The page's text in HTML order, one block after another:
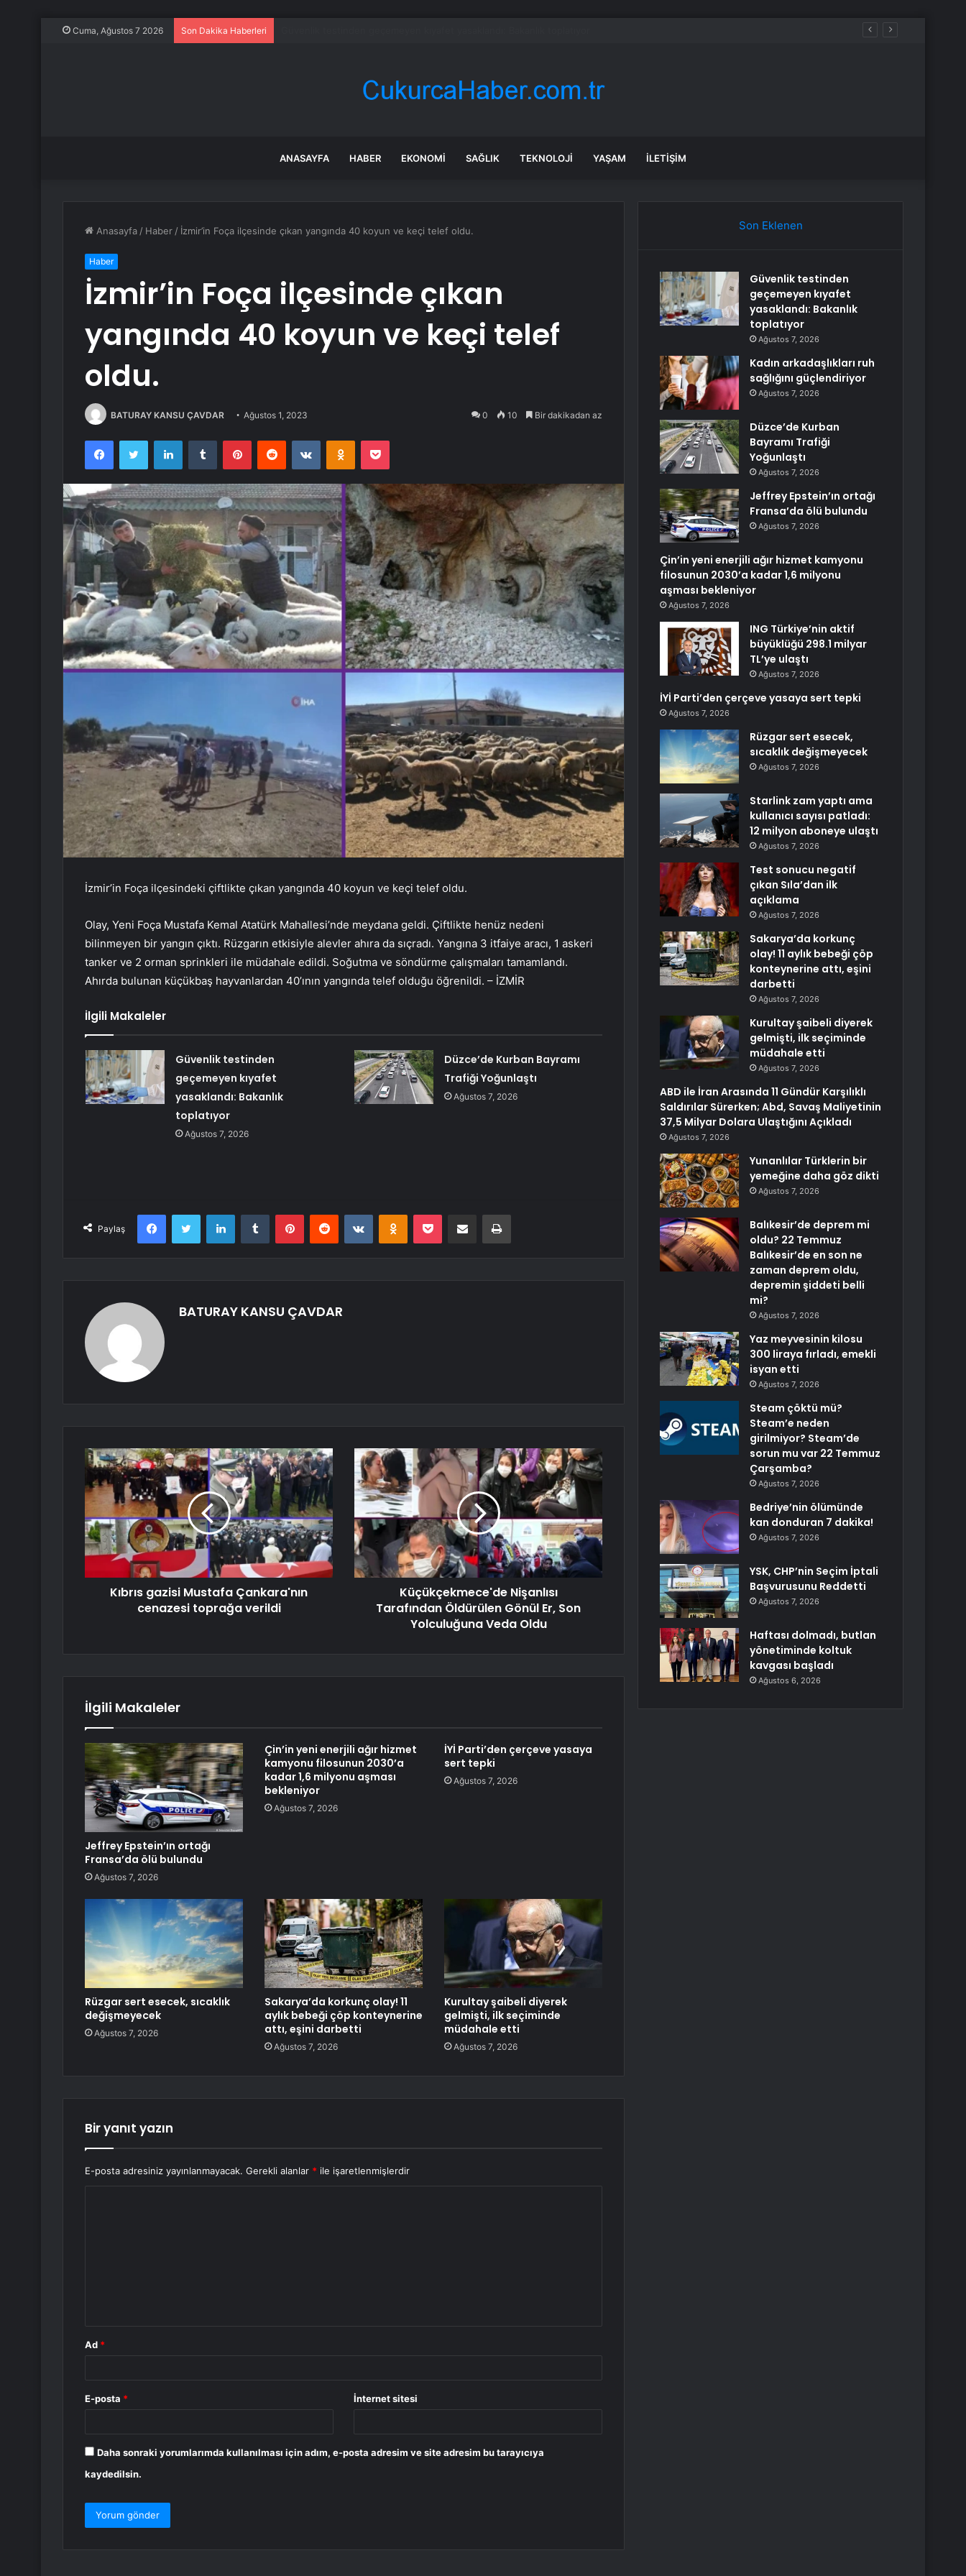
Cuma, Ağustos 7 2026 Son Dakika Haberleri
ANASAYFA HABER EKONOMI SAĞLIK TEKNOLOJI YAŞAM İLETIŞIM
Anasayfa / Haber / İzmir’in Foça ilçesinde çıkan yangında 40 koyun ve keçi telef oldu.
Haber
İzmir’in Foça ilçesinde çıkan
yangında 40 koyun ve keçi telef
oldu.
BATURAY KANSU ÇAVDAR Ağustos 1, 2023 0 10 Bir dakikadan az
FacebookTwitter LinkedInTumblr PinterestReddit VKontakteOdnoklassniki
Pocket
İzmir’in Foça ilçesindeki çiftlikte çıkan yangında 40 koyun ve keçi telef oldu.
Olay, Yeni Foça Mustafa Kemal Atatürk Mahallesi’nde meydana geldi. Çiftlikte henüz nedeni
bilinmeyen bir yangın çıktı. Rüzgarın etkisiyle alevler ahıra da sıçradı. Yangına 3 itfaiye aracı, 1 askeri
tanker ve 2 orman sprinkleri ile müdahale edildi. Soğutma ve söndürme çalışmaları tamamlandı.
Ahırda bulunan küçükbaş hayvanlardan 40’ının yangında telef olduğu öğrenildi. – İZMİR
İlgili Makaleler
Güvenlik testinden
geçemeyen kıyafet
yasaklandı: Bakanlık
toplatıyor
Ağustos 7, 2026
Düzce’de Kurban Bayramı
Trafiği Yoğunlaştı
Ağustos 7, 2026
Paylaş
FacebookTwitter LinkedInTumblr PinterestReddit VKontakteOdnoklassniki
Pocket E-Posta ile paylaş Yazdır
BATURAY KANSU ÇAVDAR
Kıbrıs gazisi Mustafa Çankara'nın
cenazesi toprağa verildi
Küçükçekmece'de Nişanlısı
Tarafından Öldürülen Gönül Er, Son
Yolculuğuna Veda Oldu
İlgili Makaleler
Jeffrey Epstein’ın ortağı
Fransa’da ölü bulundu
Ağustos 7, 2026
Çin’in yeni enerjili ağır hizmet
kamyonu filosunun 2030’a
kadar 1,6 milyonu aşması
bekleniyor
Ağustos 7, 2026
İYİ Parti’den çerçeve yasaya
sert tepki
Ağustos 7, 2026
Rüzgar sert esecek, sıcaklık
değişmeyecek
Ağustos 7, 2026
Sakarya’da korkunç olay! 11
aylık bebeği çöp konteynerine
attı, eşini darbetti
Ağustos 7, 2026
Kurultay şaibeli diyerek
gelmişti, ilk seçiminde
müdahale etti
Ağustos 7, 2026
Bir yanıt yazın
E-posta adresiniz yayınlanmayacak. Gerekli alanlar * ile işaretlenmişlerdir
Ad *
E-posta * İnternet sitesi
Daha sonraki yorumlarımda kullanılması için adım, e-posta adresim ve site adresim bu tarayıcıya
kaydedilsin.
Son Eklenen
Güvenlik testinden
geçemeyen kıyafet
yasaklandı: Bakanlık
toplatıyor
Ağustos 7, 2026
Kadın arkadaşlıkları ruh
sağlığını güçlendiriyor
Ağustos 7, 2026
Düzce’de Kurban
Bayramı Trafiği
Yoğunlaştı
Ağustos 7, 2026
Jeffrey Epstein’ın ortağı
Fransa’da ölü bulundu
Ağustos 7, 2026
Çin’in yeni enerjili ağır hizmet kamyonu
filosunun 2030’a kadar 1,6 milyonu
aşması bekleniyor
Ağustos 7, 2026
ING Türkiye’nin aktif
büyüklüğü 298.1 milyar
TL’ye ulaştı
Ağustos 7, 2026
İYİ Parti’den çerçeve yasaya sert tepki
Ağustos 7, 2026
Rüzgar sert esecek,
sıcaklık değişmeyecek
Ağustos 7, 2026
Starlink zam yaptı ama
kullanıcı sayısı patladı:
12 milyon aboneye ulaştı
Ağustos 7, 2026
Test sonucu negatif
çıkan Sıla’dan ilk
açıklama
Ağustos 7, 2026
Sakarya’da korkunç
olay! 11 aylık bebeği çöp
konteynerine attı, eşini
darbetti
Ağustos 7, 2026
Kurultay şaibeli diyerek
gelmişti, ilk seçiminde
müdahale etti
Ağustos 7, 2026
ABD ile İran Arasında 11 Gündür Karşılıklı
Saldırılar Sürerken; Abd, Savaş Maliyetinin
37,5 Milyar Dolara Ulaştığını Açıkladı
Ağustos 7, 2026
Yunanlılar Türklerin bir
yemeğine daha göz dikti
Ağustos 7, 2026
Balıkesir’de deprem mi
oldu? 22 Temmuz
Balıkesir’de en son ne
zaman deprem oldu,
depremin şiddeti belli
mi?
Ağustos 7, 2026
Yaz meyvesinin kilosu
300 liraya fırladı, emekli
isyan etti
Ağustos 7, 2026
Steam çöktü mü?
Steam’e neden
girilmiyor? Steam’de
sorun mu var 22 Temmuz
Çarşamba?
Ağustos 7, 2026
Bedriye’nin ölümünde
kan donduran 7 dakika!
Ağustos 7, 2026
YSK, CHP’nin Seçim İptali
Başvurusunu Reddetti
Ağustos 7, 2026
Haftası dolmadı, butlan
yönetiminde koltuk
kavgası başladı
Ağustos 6, 2026